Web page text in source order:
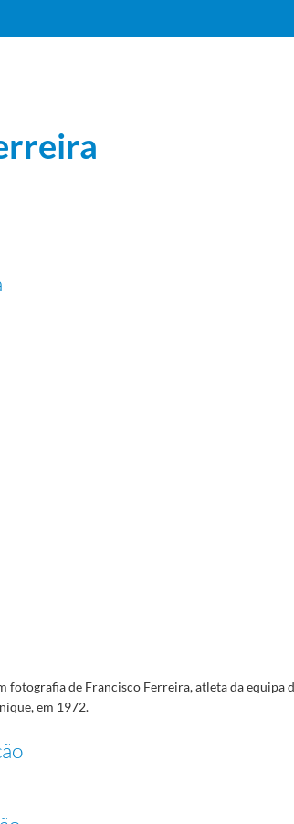
fotografia de Francisco Ferreira, atleta da equipa
em 1972.